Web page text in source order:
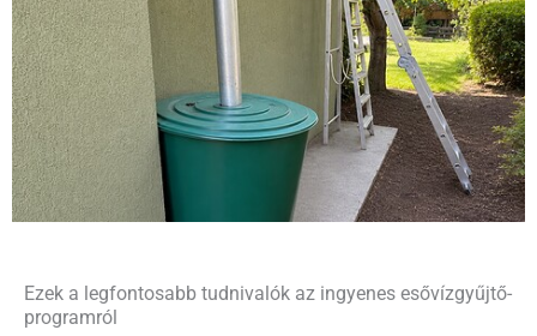
Ezek a legfontosabb tudnivalók az ingyenes esővízgyűjtő-
programról